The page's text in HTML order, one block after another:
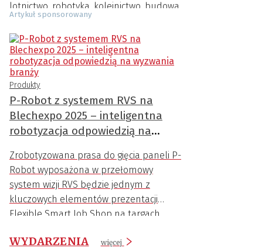
lotnictwo, robotyka, kolejnictwo, budowa
maszyn, przemysł AGD, zbrojeniowy,
medyczny i inne.
Artykuł sponsorowany
Produkty
P-Robot z systemem RVS na
Blechexpo 2025 – inteligentna
robotyzacja odpowiedzią na
Zrobotyzowana prasa do gięcia paneli P-
Robot wyposażona w przełomowy
system wizji RVS będzie jednym z
kluczowych elementów prezentacji
Flexible Smart Job Shop na targach
WYDARZENIA więcej